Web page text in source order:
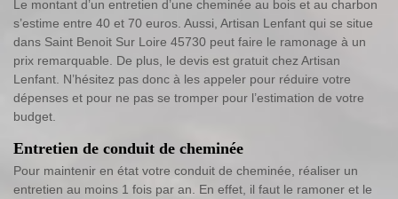
Le montant d’un entretien d’une cheminée au bois et au charbon
s’estime entre 40 et 70 euros. Aussi, Artisan Lenfant qui se situe
dans Saint Benoit Sur Loire 45730 peut faire le ramonage à un
prix remarquable. De plus, le devis est gratuit chez Artisan
Lenfant. N’hésitez pas donc à les appeler pour réduire votre
dépenses et pour ne pas se tromper pour l’estimation de votre
budget.
Entretien de conduit de cheminée
Pour maintenir en état votre conduit de cheminée, réaliser un
entretien au moins 1 fois par an. En effet, il faut le ramoner et le